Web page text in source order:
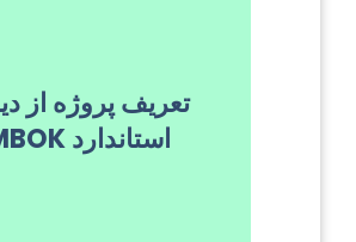
تعریف پروژه از
استاندارد PMBOK
می‌پذیرد تا یک
خدمت یا